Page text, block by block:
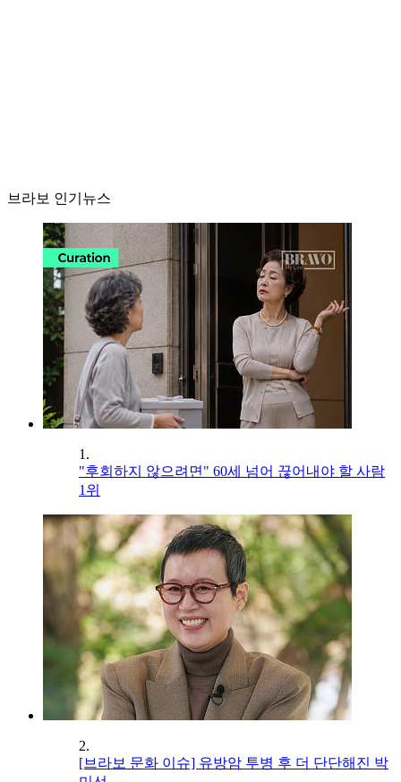
브라보 인기뉴스
1.
"후회하지 않으려면" 60세 넘어 끊어내야 할 사람
1위
2.
[브라보 문화 이슈] 유방암 투병 후 더 단단해진 박